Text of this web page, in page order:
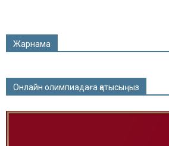
Жарнама
Онлайн олимпиадаға қатысыңыз